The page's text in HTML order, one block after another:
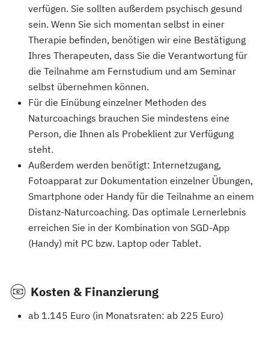
verfügen. Sie sollten außerdem psychisch gesund
sein. Wenn Sie sich momentan selbst in einer
Therapie befinden, benötigen wir eine Bestätigung
Ihres Therapeuten, dass Sie die Verantwortung für
die Teilnahme am Fernstudium und am Seminar
selbst übernehmen können.
Für die Einübung einzelner Methoden des
Naturcoachings brauchen Sie mindestens eine
Person, die Ihnen als Probeklient zur Verfügung
steht.
Außerdem werden benötigt: Internetzugang,
Fotoapparat zur Dokumentation einzelner Übungen,
Smartphone oder Handy für die Teilnahme an einem
Distanz-Naturcoaching. Das optimale Lernerlebnis
erreichen Sie in der Kombination von SGD-App
(Handy) mit PC bzw. Laptop oder Tablet.
Kosten & Finanzierung
ab 1.145 Euro (in Monatsraten: ab 225 Euro)